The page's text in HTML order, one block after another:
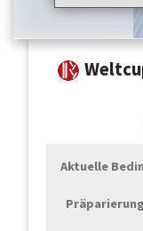
Aktuelle